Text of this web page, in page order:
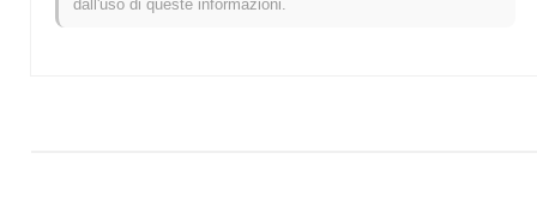
superando il mercato crypto complessivo che ha registrato un
dall'uso di queste informazioni.